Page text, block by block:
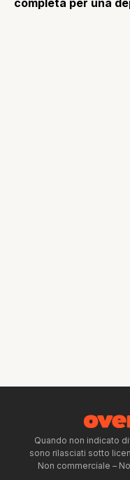
Quando non indicato
sono rilasciati sotto
Non commerciale –